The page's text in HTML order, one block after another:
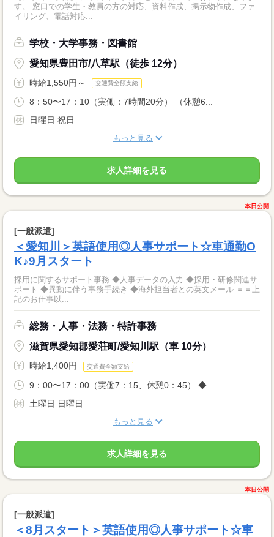
す。 窓口での学生・教員の方の対応、資料作成、掲示物作成、ファ
イリング、電話対応...
学校・大学事務・図書館
愛知県豊田市/八草駅（徒歩 12分）
時給1,550円～ 交通費全額支給
8：50〜17：10（実働：7時間20分） （休憩6...
日曜日 祝日
もっと見る
求人詳細を見る
本日公開
[一般派遣]
＜愛知川＞英語使用◎人事サポート☆車通勤O
K♪9月スタート
採用に関するサポート事務 ◆人事データの入力 ◆採用・研修関連サ
ポート ◆異動に伴う事務手続き ◆海外担当者との英文メール ＝＝上
記のお仕事以...
総務・人事・法務・特許事務
滋賀県愛知郡愛荘町/愛知川駅（車 10分）
時給1,400円 交通費全額支給
9：00〜17：00（実働7：15、休憩0：45） ◆...
土曜日 日曜日
もっと見る
求人詳細を見る
本日公開
[一般派遣]
＜8月スタート＞英語使用◎人事サポート☆車